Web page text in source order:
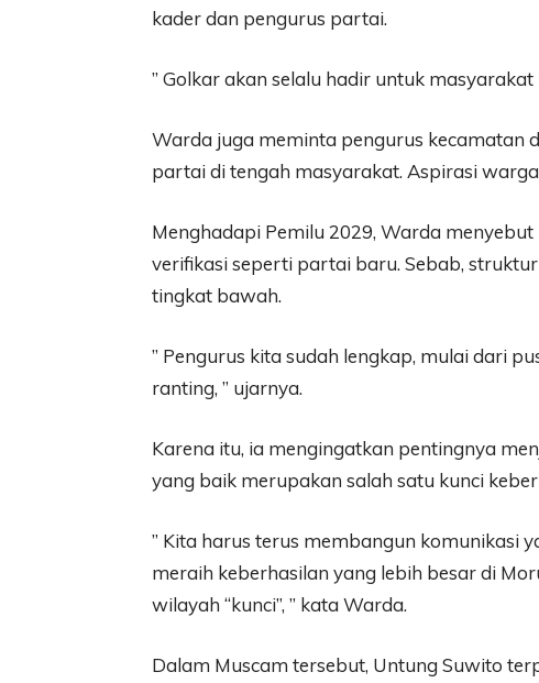
kader dan pengurus partai.
” Golkar akan selalu hadir untuk
Warda juga meminta pengurus kecamatan
partai di tengah masyarakat. Aspirasi
Menghadapi Pemilu 2029, Warda
verifikasi seperti partai baru. Sebab,
tingkat bawah.
” Pengurus kita sudah lengkap, mulai dari
ranting, ” ujarnya.
Karena itu, ia mengingatkan pentingnya
yang baik merupakan salah satu kunci
” Kita harus terus membangun komunikasi
meraih keberhasilan yang lebih besar di
wilayah “kunci”, ” kata Warda.
Dalam Muscam tersebut, Untung Suwito